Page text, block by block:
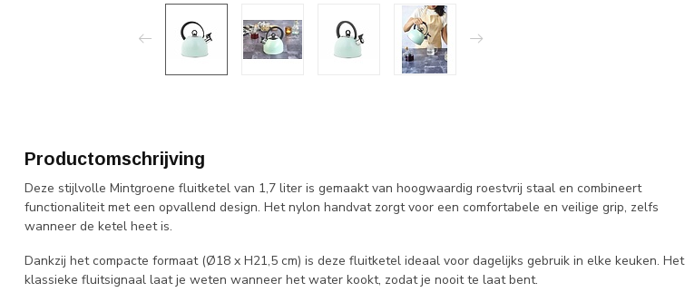
Productomschrijving
Deze stijlvolle Mintgroene fluitketel van 1,7 liter is gemaakt van hoogwaardig roestvrij staal en combineert
functionaliteit met een opvallend design. Het nylon handvat zorgt voor een comfortabele en veilige grip, zelfs
wanneer de ketel heet is.
Dankzij het compacte formaat (Ø18 x H21,5 cm) is deze fluitketel ideaal voor dagelijks gebruik in elke keuken. Het
klassieke fluitsignaal laat je weten wanneer het water kookt, zodat je nooit te laat bent.